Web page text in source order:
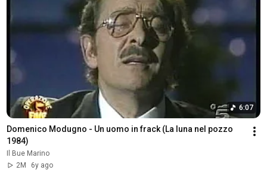
6:07
Domenico Modugno - Un uomo in frack (La luna nel pozzo
1984)
Il Bue Marino
2M
6y ago